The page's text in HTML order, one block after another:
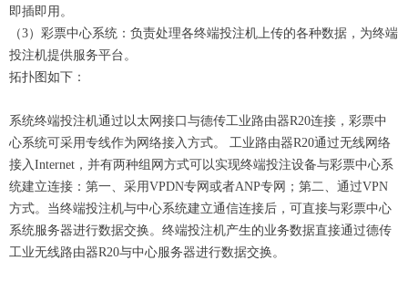
即插即用。
（3）彩票中心系统：负责处理各终端投注机上传的各种数据，为终端
投注机提供服务平台。
拓扑图如下：
系统终端投注机通过以太网接口与德传工业路由器R20连接，彩票中
心系统可采用专线作为网络接入方式。 工业路由器R20通过无线网络
接入Internet，并有两种组网方式可以实现终端投注设备与彩票中心系
统建立连接：第一、采用VPDN专网或者ANP专网；第二、通过VPN
方式。当终端投注机与中心系统建立通信连接后，可直接与彩票中心
系统服务器进行数据交换。终端投注机产生的业务数据直接通过德传
工业无线路由器R20与中心服务器进行数据交换。